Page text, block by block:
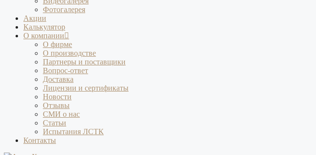
Фотогалерея
Акции
Калькулятор
О компании
О фирме
О производстве
Партнеры и поставщики
Вопрос-ответ
Доставка
Лицензии и сертификаты
Новости
Отзывы
СМИ о нас
Статьи
Испытания ЛСТК
Контакты